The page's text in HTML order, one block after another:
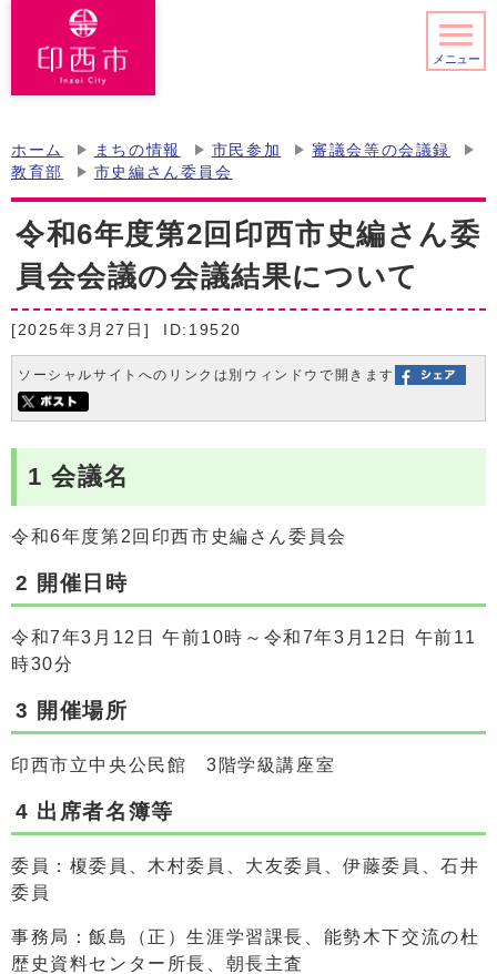
メニュー
ホーム まちの情報 市民参加
審議会等の会議録
教育部
市史編さん委員会
令和6年度第2回印西市史編さん委
員会会議の会議結果について
[2025年3月27日] ID:19520
ソーシャルサイトへのリンクは別ウィンドウで開きます
1 会議名
令和6年度第2回印西市史編さん委員会
2 開催日時
令和7年3月12日 午前10時～令和7年3月12日 午前11
時30分
3 開催場所
印西市立中央公民館 3階学級講座室
4 出席者名簿等
委員：榎委員、木村委員、大友委員、伊藤委員、石井
委員
事務局：飯島（正）生涯学習課長、能勢木下交流の杜
歴史資料センター所長、朝長主査